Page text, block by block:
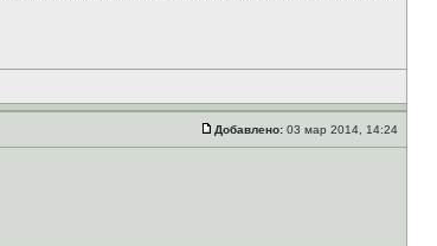
Добавлено: 03 мар 2014, 14:24